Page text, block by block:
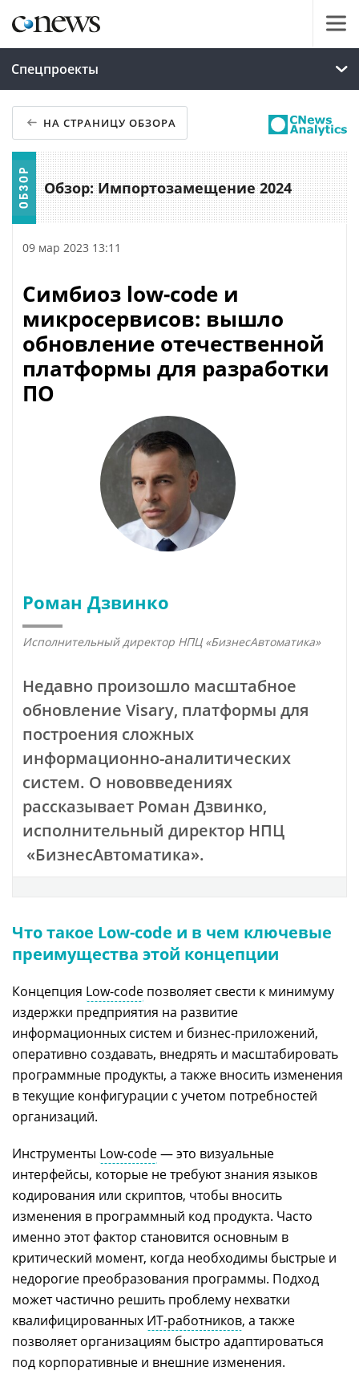
Спецпроекты
НА СТРАНИЦУ ОБЗОРА
Обзор: Импортозамещение 2024
09 мар 2023 13:11
Симбиоз low-code и
микросервисов: вышло
обновление отечественной
платформы для разработки
ПО
Роман Дзвинко
Исполнительный директор НПЦ «БизнесАвтоматика»
Недавно произошло масштабное
обновление Visary, платформы для
построения сложных
информационно-аналитических
систем. О нововведениях
рассказывает Роман Дзвинко,
исполнительный директор НПЦ
«БизнесАвтоматика».
Что такое Low-code и в чем ключевые
преимущества этой концепции
Концепция Low-code позволяет свести к минимуму
издержки предприятия на развитие
информационных систем и бизнес-приложений,
оперативно создавать, внедрять и масштабировать
программные продукты, а также вносить изменения
в текущие конфигурации с учетом потребностей
организаций.
Инструменты Low-code— это визуальные
интерфейсы, которые не требуют знания языков
кодирования или скриптов, чтобы вносить
изменения в программный код продукта. Часто
именно этот фактор становится основным в
критический момент, когда необходимы быстрые и
недорогие преобразования программы. Подход
может частично решить проблему нехватки
квалифицированных ИТ-работников, а также
позволяет организациям быстро адаптироваться
под корпоративные и внешние изменения.